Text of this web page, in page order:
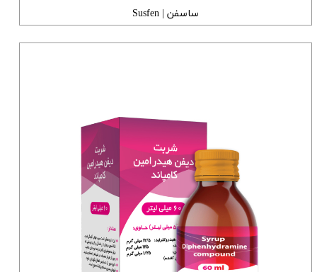
ساسفن | Susfen